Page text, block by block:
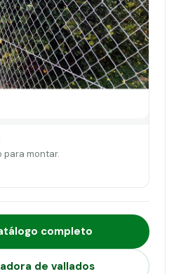
para montar.
completo
de vallados